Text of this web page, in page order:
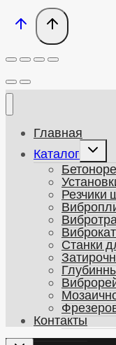
Главная
Каталог
меню
Резчики
Станки
Контакты